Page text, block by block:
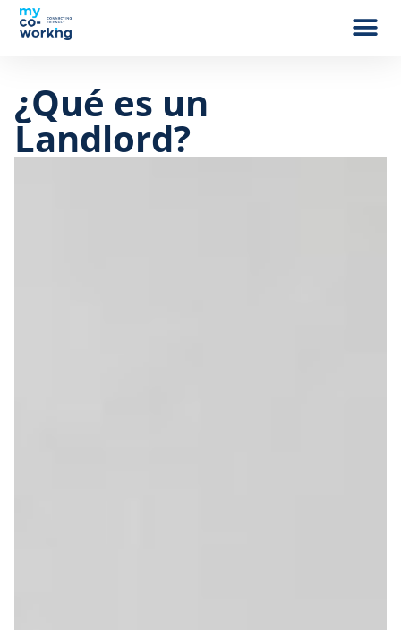
¿Qué es un
Landlord?